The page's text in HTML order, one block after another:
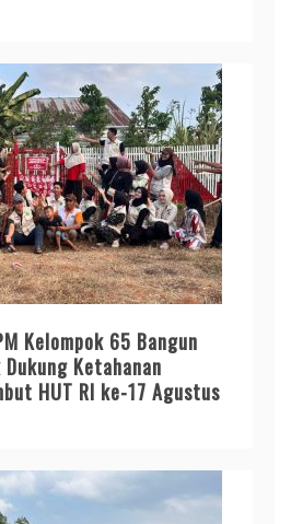
Kelompok 65 Bangun
Ketahanan
HUT RI ke-17 Agustus